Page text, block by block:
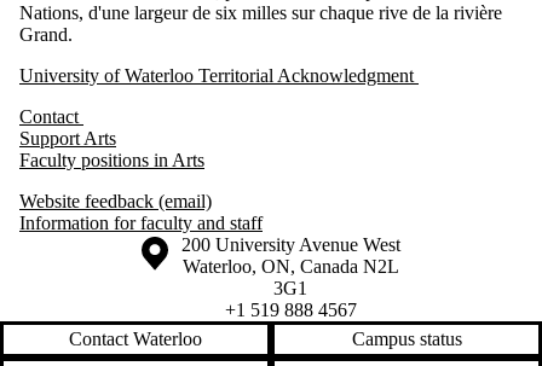
Nations, d'une largeur de six milles sur chaque rive de la rivière
Grand.
University of Waterloo Territorial Acknowledgment
Contact
Support Arts
Faculty positions in Arts
Website feedback (email)
Information for faculty and staff
Information about the University of Waterloo
Campus map
200 University Avenue West
Waterloo, ON, Canada N2L
3G1
+1 519 888 4567
Contact Waterloo
Campus status